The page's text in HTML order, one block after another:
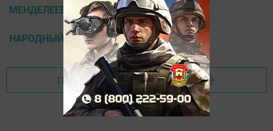
МЕНДЕЛЕЕВСК
НАРОДНЫЙ КАЛЕНДАРЬ
Перейти на страницу новости